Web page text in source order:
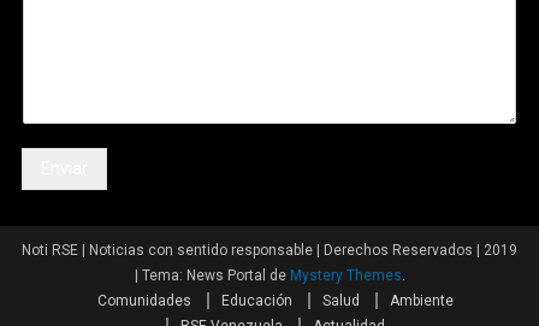
Noti RSE | Noticias con sentido responsable | Derechos Reservados | 2019
Tema: News Portal de Mystery Themes.
Comunidades
Educación Salud
Ambiente